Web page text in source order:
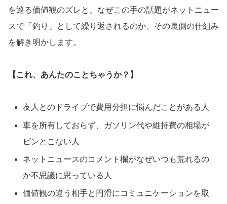
を巡る価値観のズレと、なぜこの手の話題がネットニュー
スで「釣り」として繰り返されるのか、その裏側の仕組み
を解き明かします。
【これ、あんたのことちゃうか？】
友人とのドライブで費用分担に悩んだことがある人
車を所有しておらず、ガソリン代や維持費の相場が
ピンとこない人
ネットニュースのコメント欄がなぜいつも荒れるの
か不思議に思っている人
価値観の違う相手と円滑にコミュニケーションを取